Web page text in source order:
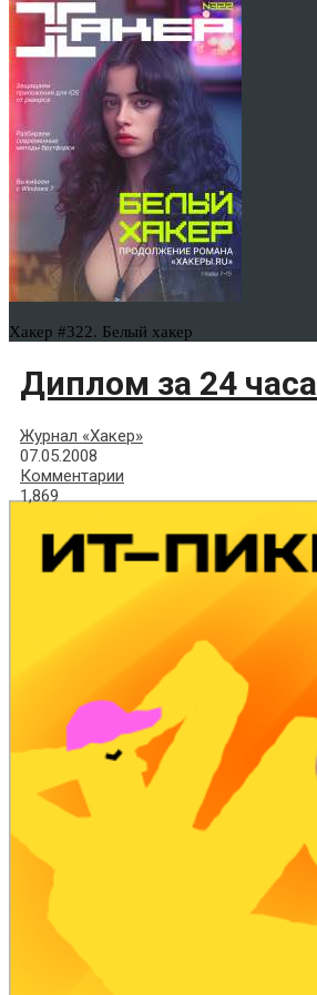
Хакер #322. Белый хакер
Диплом за 24 часа
Журнал «Хакер»
07.05.2008
Комментарии
1,869